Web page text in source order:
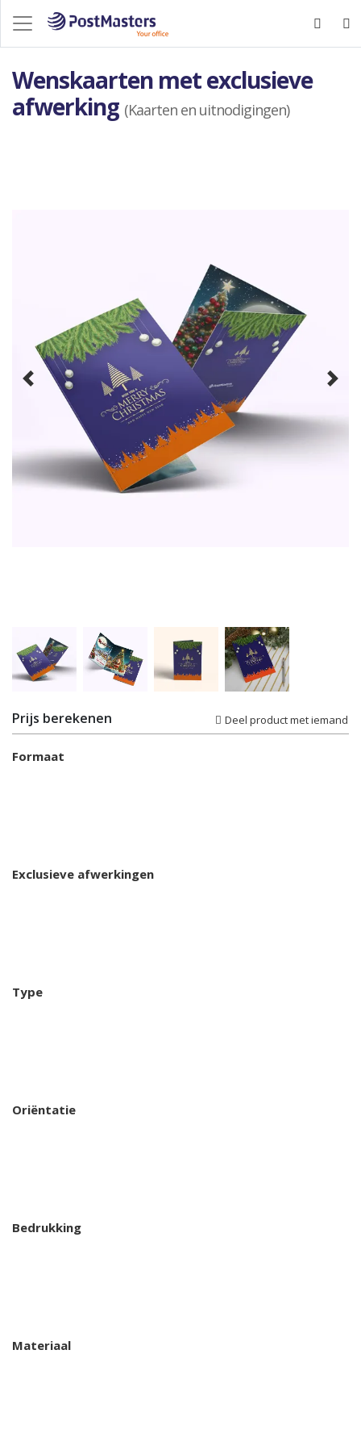
Wenskaarten met exclusieve
afwerking (Kaarten en uitnodigingen)
Prijs berekenen Deel product met iemand
Formaat
Exclusieve afwerkingen
Type
Oriëntatie
Bedrukking
Materiaal